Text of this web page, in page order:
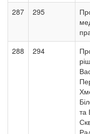
287 295
288 294
та